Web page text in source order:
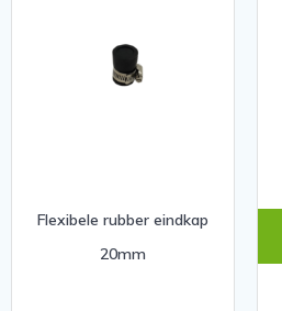
Flexibele rubber eindkap
20mm